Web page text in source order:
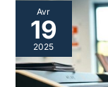
Avr
19
2025
Comment
réussir
son
bac
pro
en